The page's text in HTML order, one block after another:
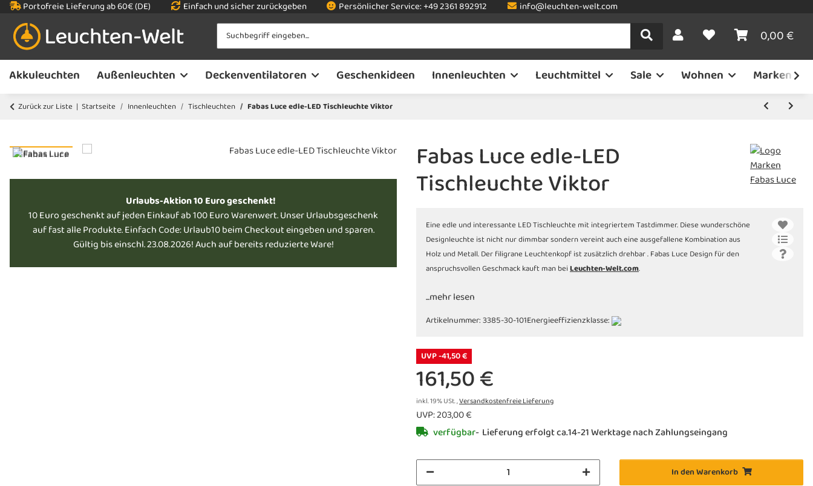
Portofreie Lieferung ab 60€ (DE) Einfach und sicher zurückgeben Persönlicher Service:+49 2361 892912 info@leuchten-welt.com
0,00 €
Akkuleuchten Außenleuchten Deckenventilatoren Geschenkideen Innenleuchten Leuchtmittel Sale Wohnen Marken
Zurück zur Liste Startseite Innenleuchten Tischleuchten Fabas Luce edle-LED Tischleuchte Viktor
Urlaubs-Aktion 10 Euro geschenkt!
10 Euro geschenkt auf jeden Einkauf ab 100 Euro Warenwert. Unser Urlaubsgeschenk
auf fast alle Produkte. Einfach Code: Urlaub10 beim Checkout eingeben und sparen.
Gültig bis einschl. 23.08.2026! Auch auf bereits reduzierte Ware!
Fabas Luce edle-LED
Tischleuchte Viktor
Eine edle und interessante LED Tischleuchte mit integriertem Tastdimmer. Diese wunderschöne
Designleuchte ist nicht nur dimmbar sondern vereint auch eine ausgefallene Kombination aus
Holz und Metall. Der filigrane Leuchtenkopf ist zusätzlich drehbar . Fabas Luce Design für den
anspruchsvollen Geschmack kauft man beiLeuchten-Welt.com.
...mehr lesen
Artikelnummer:3385-30-101Energieeffizienzklasse:
UVP -41,50 €
161,50 €
inkl. 19% USt. ,Versandkostenfreie Lieferung
UVP:203,00 €
verfügbar Lieferung erfolgt ca.14-21 Werktage nach Zahlungseingang
In den Warenkorb